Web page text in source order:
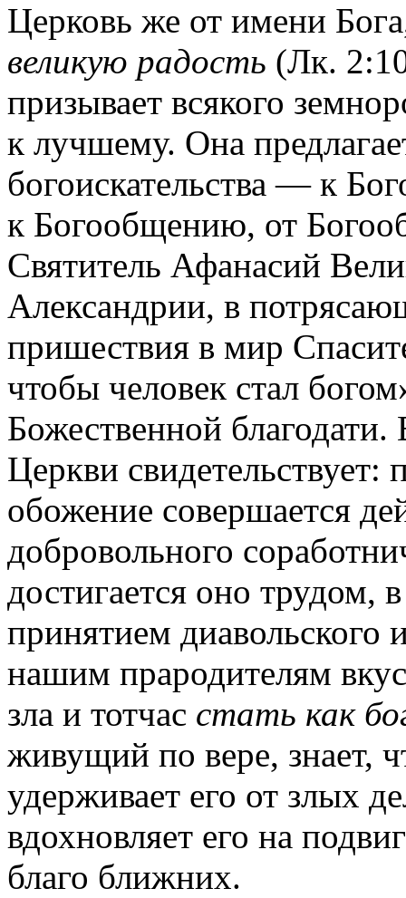
Церковь же от имени
великую радость (Лк.
призывает всякого
к лучшему. Она
богоискательства — к
к Богообщению, от
Святитель Афанасий
Александрии, в
пришествия в мир
чтобы человек стал
Божественной
Церкви
обожение совершается
добровольного
достигается оно трудом,
принятием диавольского
нашим прародителям
зла и тотчас стать как
живущий по вере, знает,
удерживает его от злых
вдохновляет его на
благо ближних.